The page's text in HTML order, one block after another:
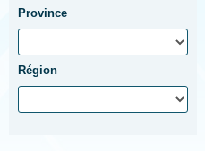
Province
Région